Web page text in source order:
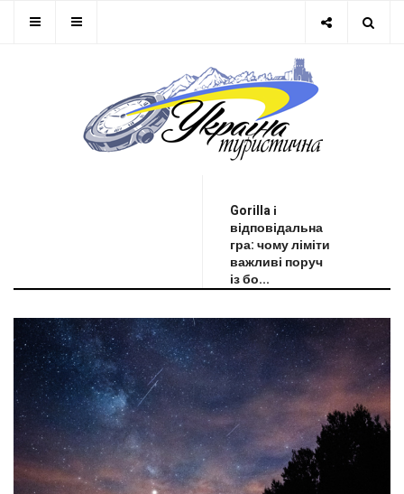
Gorilla і
відповідальна
гра: чому ліміти
важливі поруч
із бо...